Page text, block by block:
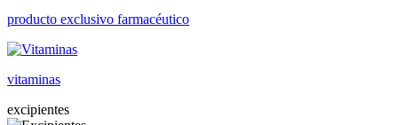
producto exclusivo farmacéutico
vitaminas
excipientes